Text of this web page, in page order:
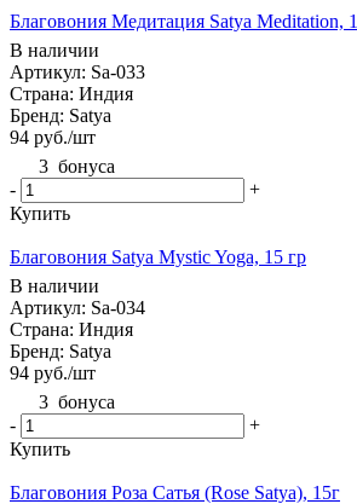
Благовония Медитация Satya Meditation,
В наличии
Артикул: Sa-033
Страна: Индия
Бренд: Satya
94 руб./шт
3 бонуса
-
+
Купить
Благовония Satya Mystic Yoga, 15 гр
В наличии
Артикул: Sa-034
Страна: Индия
Бренд: Satya
94 руб./шт
3 бонуса
-
+
Купить
Благовония Роза Сатья (Rose Satya), 15г